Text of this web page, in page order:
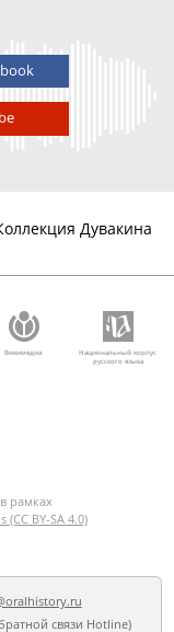
Дувакина
Викимедиа
Национальный корпус
русского языка
рамках
BY-SA 4.0)
связи Hotline)